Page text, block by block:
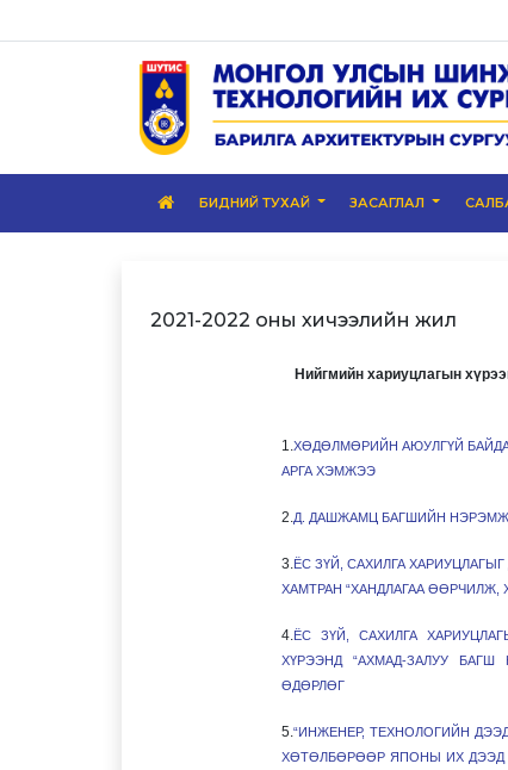
БИДНИЙ ТУХАЙ ЗАСАГЛАЛ
2021-2022 оны хичээлийн жил
Нийгмийн хариуцлагын
1. ХӨДӨЛМӨРИЙН АЮУЛГҮЙ
АРГА ХЭМЖЭЭ
2. Д. ДАШЖАМЦ БАГШИЙН
3. ЁС ЗҮЙ, САХИЛГА
ХАМТРАН “ХАНДЛАГАА ӨӨРЧИЛЖ,
4. ЁС ЗҮЙ, САХИЛГА
ХҮРЭЭНД “АХМАД-ЗАЛУУ
ӨДӨРЛӨГ
5. “ИНЖЕНЕР, ТЕХНОЛОГИЙН
ХӨТӨЛБӨРӨӨР ЯПОНЫ ИХ ДЭЭД